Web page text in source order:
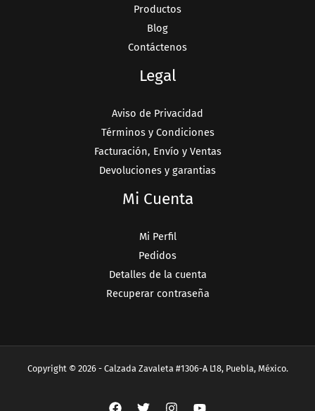
Productos
Blog
Contáctenos
Legal
Aviso de Privacidad
Términos y Condiciones
Facturación, Envío y Ventas
Devoluciones y garantias
Mi Cuenta
Mi Perfil
Pedidos
Detalles de la cuenta
Recuperar contraseña
Copyright © 2026 - Calzada Zavaleta #1306-A L18, Puebla, México.